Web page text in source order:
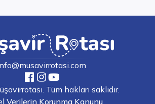
Tüm hakları saklıdır.
Verilerin Korunma Kanunu